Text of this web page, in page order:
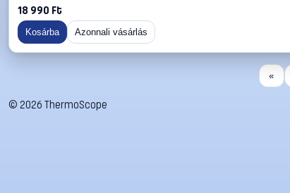
18 990 Ft
Kosárba Azonnali vásárlás
«
© 2026 ThermoScope